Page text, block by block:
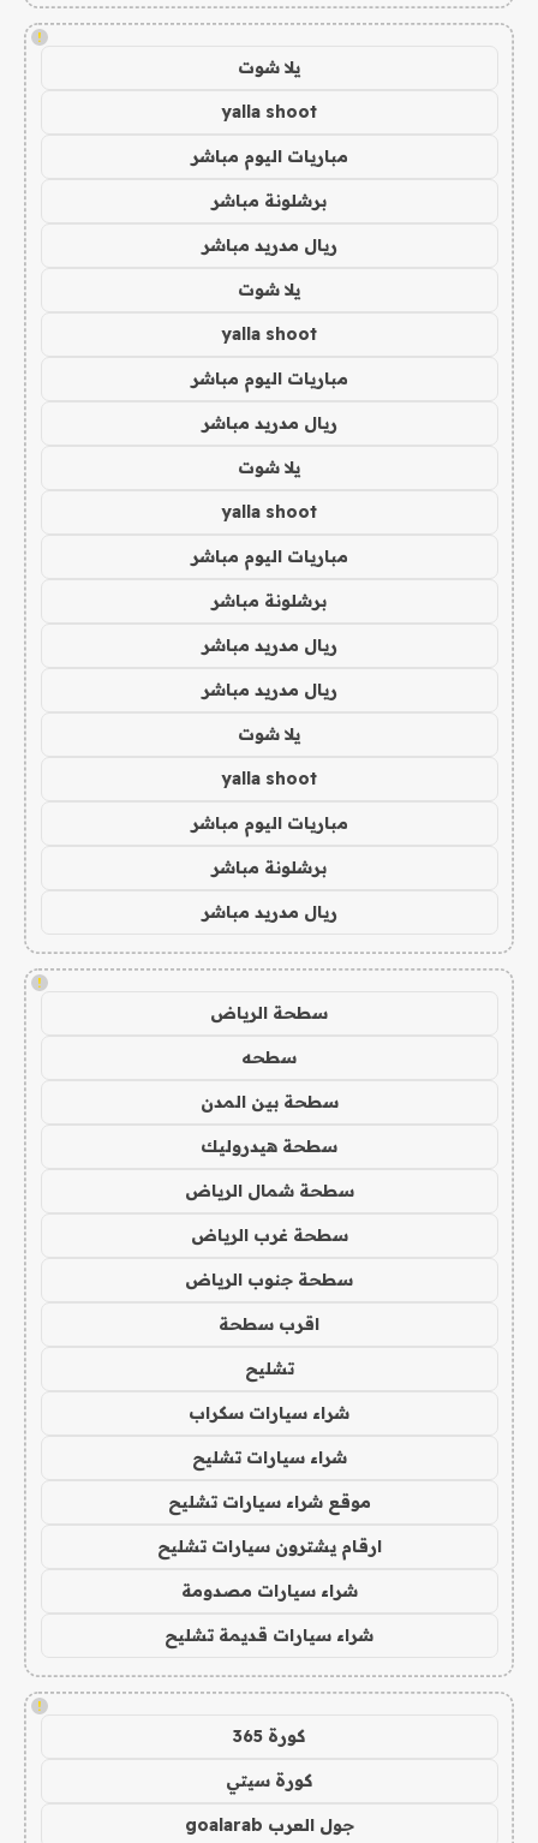
!
يلا شوت
yalla shoot
مباريات اليوم مباشر
برشلونة مباشر
ريال مدريد مباشر
يلا شوت
yalla shoot
مباريات اليوم مباشر
ريال مدريد مباشر
يلا شوت
yalla shoot
مباريات اليوم مباشر
برشلونة مباشر
ريال مدريد مباشر
ريال مدريد مباشر
يلا شوت
yalla shoot
مباريات اليوم مباشر
برشلونة مباشر
ريال مدريد مباشر
!
سطحة الرياض
سطحه
سطحة بين المدن
سطحة هيدروليك
سطحة شمال الرياض
سطحة غرب الرياض
سطحة جنوب الرياض
اقرب سطحة
تشليح
شراء سيارات سكراب
شراء سيارات تشليح
موقع شراء سيارات تشليح
ارقام يشترون سيارات تشليح
شراء سيارات مصدومة
شراء سيارات قديمة تشليح
!
كورة 365
كورة سيتي
جول العرب goalarab